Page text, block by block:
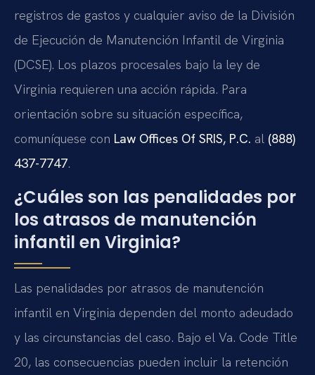
registros de gastos y cualquier aviso de la División
de Ejecución de Manutención Infantil de Virginia
(DCSE). Los plazos procesales bajo la ley de
Virginia requieren una acción rápida. Para
orientación sobre su situación específica,
comuníquese con Law Offices Of SRIS, P.C. al (888)
437-7747.
¿Cuáles son las penalidades por
los atrasos de manutención
infantil en Virginia?
Las penalidades por atrasos de manutención
infantil en Virginia dependen del monto adeudado
y las circunstancias del caso. Bajo el Va. Code Title
20, las consecuencias pueden incluir la retención